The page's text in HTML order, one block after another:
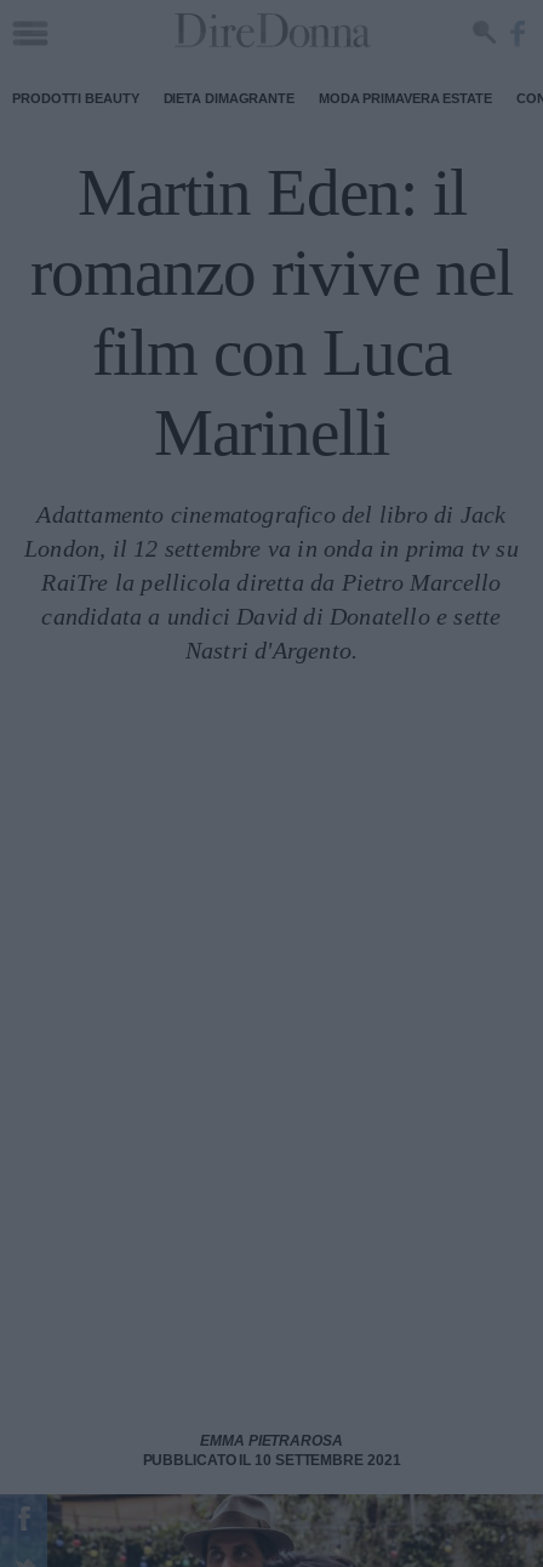
PRODOTTI BEAUTY DIETA DIMAGRANTE MODA PRIMAVERA ESTATE
Martin Eden: il
romanzo rivive nel
film con Luca
Marinelli
Adattamento cinematografico del libro di Jack
London, il 12 settembre va in onda in prima tv su
RaiTre la pellicola diretta da Pietro Marcello
candidata a undici David di Donatello e sette
Nastri d'Argento.
EMMA PIETRAROSA
PUBBLICATO IL 10 SETTEMBRE 2021